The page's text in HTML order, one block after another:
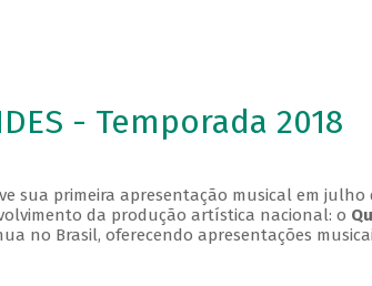
- Temporada 2018
sua primeira apresentação musical em julho
da produção artística nacional: o
no Brasil, oferecendo apresentações